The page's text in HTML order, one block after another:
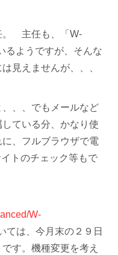
。 主任も、「W-
るようですが、そんな
見えませんが、、、
、、でもメールなど
ている分、かなり使
、フルブラウザで電
トのチェック等もで
W-
ては、今月末の２９日
す。機種変更を考え